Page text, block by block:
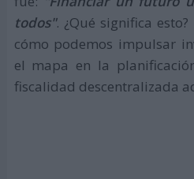
todos". ¿Qué significa
cómo podemos impulsar
el mapa en la
fiscalidad descentralizada